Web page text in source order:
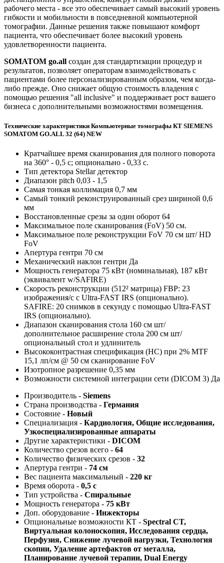
рабочего места - все это обеспечивает самый высокий уровень
гибкости и мобильности в повседневной компьютерной
томографии. Данные решения также повышают комфорт
пациента, что обеспечивает более высокий уровень
удовлетворенности пациента.
SOMATOM go.all создан для стандартизации процедур и
результатов, позволяет операторам взаимодействовать с
пациентами более персонализированным образом, чем когда-
либо прежде. Оно снижает общую стоимость владения с
помощью решения "all inclusive" и поддерживает рост вашего
бизнеса с дополнительными возможностями возмещения.
Технические характеристики Компьютерные томографы КТ SIEMENS
SOMATOM GO.ALL 32 (64) NEW
Кратчайшее время сканирования для полного поворота
на 360° - 0,5 с; опционально - 0,33 с.
Тип детектора Stellar детектор
Диапазон pitch 0,03 - 1,5
Самая тонкая коллимация 0,7 мм
Самый тонкий реконструированный срез шириной 0,6
мм
Восстановленные срезы за один оборот 64
Максимальное поле сканирования (FoV) 50 см.
Максимальное поле реконструкции FoV 70 см шт/ HD
FoV
Апертура гентри 70 см
Механический наклон гентри Да
Мощность генератора 75 кВт (номинальная), 187 кВт
(эквивалент w/SAFIRE)
Скорость реконструкции (512² матрица) FBP: 23
изображения/с с Ultra-FAST IRS (опционально).
SAFIRE: 20 снимков в секунду с помощью Ultra-FAST
IRS (опционально).
Диапазон сканирования стола 160 см шт/
дополнительное расширение стола 200 см шт/
опциональный стол и удлинитель
Высококонтрастная спецификация (HC) при 2% MTF
15,1 лп/см @ 50 см сканирование FoV
Изотропное разрешение 0,35 мм
Возможности системной интеграции сети (DICOM 3) Да
Производитель - Siemens
Страна производства - Германия
Состояние - Новый
Специализация - Кардиология, Общие исследования,
Узкоспециализированные аппараты
Другие характеристики - DICOM
Количество срезов всего - 64
Количество физических срезов - 32
Апертура гентри - 74 см
Вес пациента максимальный - 220 кг
Время оборота - 0,5 с
Тип устройства - Спиральные
Мощность генератора - 75 кВт
Доп. оборудование - Инжекторы
Опциональные возможности КТ - Spectral CT,
Виртуальная колоноскопия, Исследования сердца,
Перфузия, Снижение лучевой нагрузки, Технология
скопии, Удаление артефактов от металла,
Планирование лучевой терапии, Dual Energy